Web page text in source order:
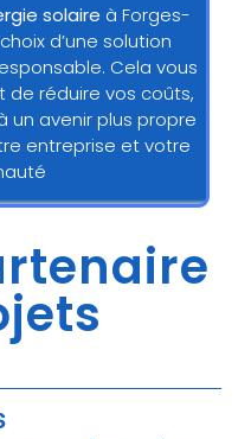
solaire à Forges-
d’une solution
Cela vous
réduire vos coûts,
un avenir plus propre
entreprise et votre